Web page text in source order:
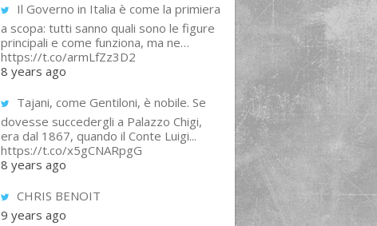
Il Governo in Italia è come la primiera
a scopa: tutti sanno quali sono le figure
principali e come funziona, ma ne…
https://t.co/armLfZz3D2
8 years ago
Tajani, come Gentiloni, è nobile. Se
dovesse succedergli a Palazzo Chigi,
era dal 1867, quando il Conte Luigi...
https://t.co/x5gCNARpgG
8 years ago
CHRIS BENOIT
9 years ago